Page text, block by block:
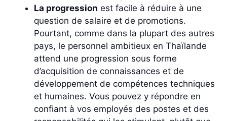
La progression est facile à réduire à une
question de salaire et de promotions.
Pourtant, comme dans la plupart des autres
pays, le personnel ambitieux en Thaïlande
attend une progression sous forme
d’acquisition de connaissances et de
développement de compétences techniques
et humaines. Vous pouvez y répondre en
confiant à vos employés des postes et des